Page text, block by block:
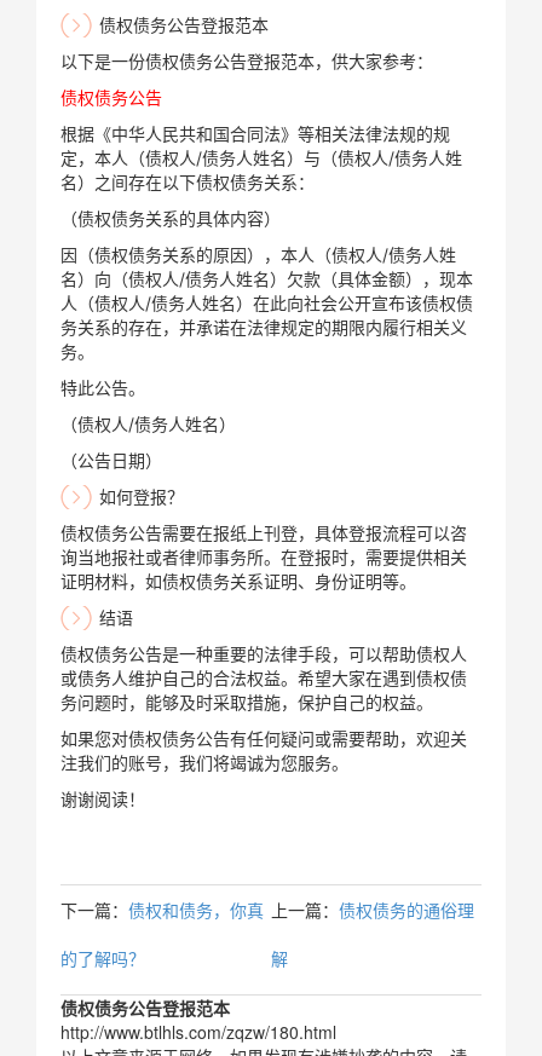
债权债务公告登报范本
以下是一份债权债务公告登报范本，供大家参考：
债权债务公告
根据《中华人民共和国合同法》等相关法律法规的规
定，本人（债权人/债务人姓名）与（债权人/债务人姓
名）之间存在以下债权债务关系：
（债权债务关系的具体内容）
因（债权债务关系的原因），本人（债权人/债务人姓
名）向（债权人/债务人姓名）欠款（具体金额），现本
人（债权人/债务人姓名）在此向社会公开宣布该债权债
务关系的存在，并承诺在法律规定的期限内履行相关义
务。
特此公告。
（债权人/债务人姓名）
（公告日期）
如何登报？
债权债务公告需要在报纸上刊登，具体登报流程可以咨
询当地报社或者律师事务所。在登报时，需要提供相关
证明材料，如债权债务关系证明、身份证明等。
结语
债权债务公告是一种重要的法律手段，可以帮助债权人
或债务人维护自己的合法权益。希望大家在遇到债权债
务问题时，能够及时采取措施，保护自己的权益。
如果您对债权债务公告有任何疑问或需要帮助，欢迎关
注我们的账号，我们将竭诚为您服务。
谢谢阅读！
上一篇： 债权债务的通俗理
解
下一篇： 债权和债务，你真
的了解吗？
债权债务公告登报范本
http://www.btlhls.com/zqzw/180.html